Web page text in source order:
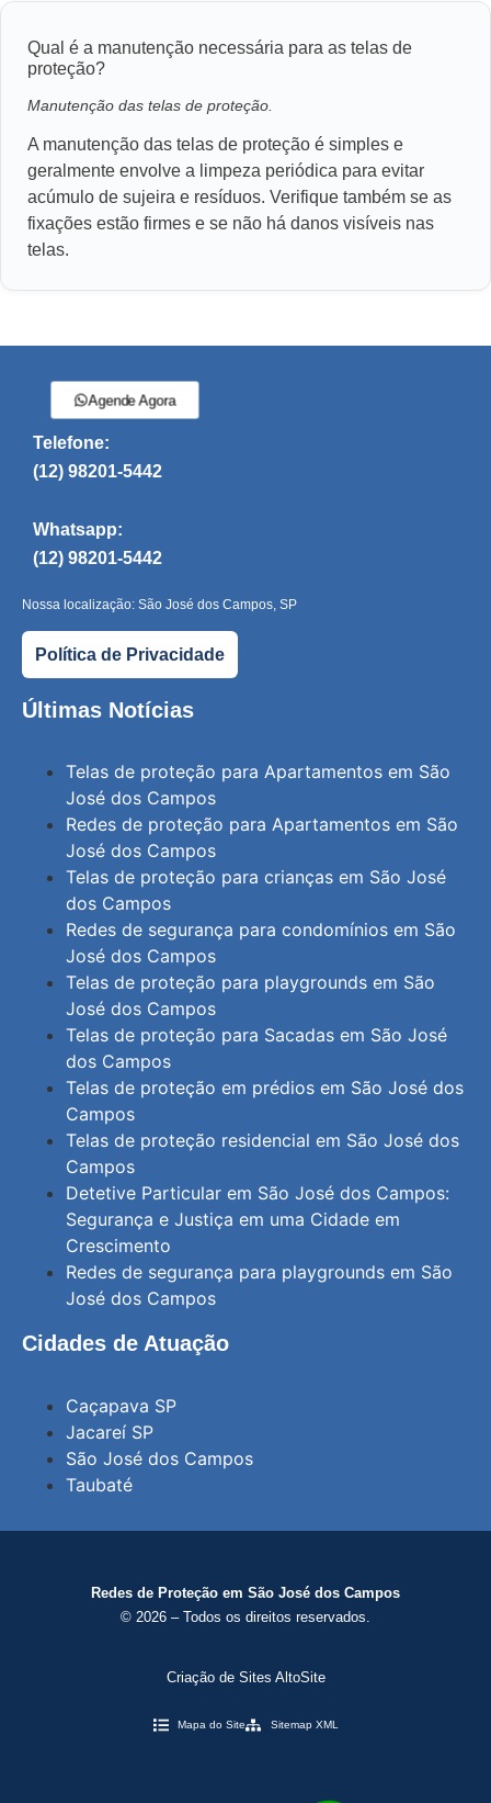
Qual é a manutenção necessária para as telas de
proteção?
Manutenção das telas de proteção.
A manutenção das telas de proteção é simples e
geralmente envolve a limpeza periódica para evitar
acúmulo de sujeira e resíduos. Verifique também se as
fixações estão firmes e se não há danos visíveis nas
telas.
Agende Agora
Telefone:
(12) 98201-5442
Whatsapp:
(12) 98201-5442
Nossa localização: São José dos Campos, SP
Política de Privacidade
Últimas Notícias
Telas de proteção para Apartamentos em São
José dos Campos
Redes de proteção para Apartamentos em São
José dos Campos
Telas de proteção para crianças em São José
dos Campos
Redes de segurança para condomínios em São
José dos Campos
Telas de proteção para playgrounds em São
José dos Campos
Telas de proteção para Sacadas em São José
dos Campos
Telas de proteção em prédios em São José dos
Campos
Telas de proteção residencial em São José dos
Campos
Detetive Particular em São José dos Campos:
Segurança e Justiça em uma Cidade em
Crescimento
Redes de segurança para playgrounds em São
José dos Campos
Cidades de Atuação
Caçapava SP
Jacareí SP
São José dos Campos
Taubaté
Redes de Proteção em São José dos Campos
© 2026 – Todos os direitos reservados.
Criação de Sites AltoSite
Mapa do Site Sitemap XML